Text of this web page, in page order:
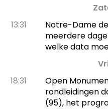
13:31
Notre-Dame
meerdere
welke data
18:31
Open
rondleidingen
(95), het